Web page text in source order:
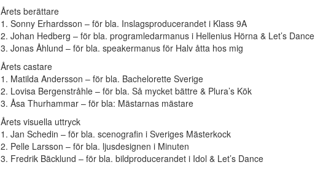
Årets berättare
1. Sonny Erhardsson – för bla. Inslagsproducerandet i Klass 9A
2. Johan Hedberg – för bla. programledarmanus i Hellenius Hörna & Let’s Dance
3. Jonas Åhlund – för bla. speakermanus för Halv åtta hos mig
Årets castare
1. Matilda Andersson – för bla. Bachelorette Sverige
2. Lovisa Bergenstråhle – för bla. Så mycket bättre & Plura’s Kök
3. Åsa Thurhammar – för bla: Mästarnas mästare
Årets visuella uttryck
1. Jan Schedin – för bla. scenografin i Sveriges Mästerkock
2. Pelle Larsson – för bla. ljusdesignen i Minuten
3. Fredrik Bäcklund – för bla. bildproducerandet i Idol & Let’s Dance